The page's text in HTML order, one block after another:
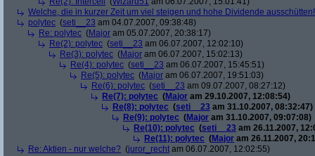
Welche, die in kurzer Zeit um viel steigen und hohe Dividende
polytec (seti__23 am 04.07.2007, 09:38:48)
Re: polytec (Major am 05.07.2007, 20:38:17)
Re(2): polytec (seti__23 am 06.07.2007, 12:02:10)
Re(3): polytec (Major am 06.07.2007, 15:02:13)
Re(4): polytec (seti__23 am 06.07.2007, 15:45:51)
Re(5): polytec (Major am 06.07.2007, 19:51:03)
Re(6): polytec (seti__23 am 09.07.2007, 08:27:12)
Re(7): polytec (Major am 29.10.2007, 12:08:54)
Re(8): polytec (seti__23 am 31.10.2007, 08:32:47)
Re(9): polytec (Major am 31.10.2007, 09:07:08)
Re(10): polytec (seti__23 am 26.11.2007,
Re(11): polytec (Major am 26.11.2007,
Re: Aktien - nur welche? (juror_recht am 06.07.2007, 12:02:55)